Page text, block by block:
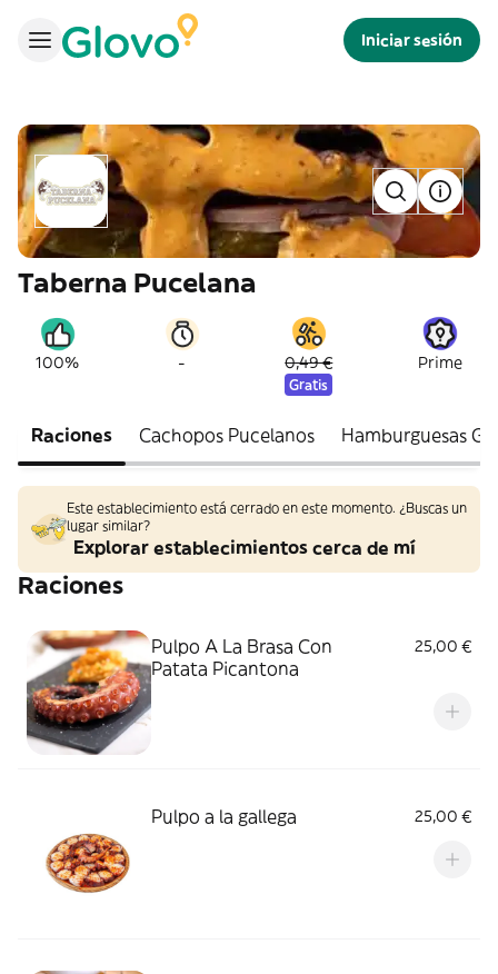
Iniciar sesión
Taberna Pucelana
100% - 0,49 €
Gratis
Prime
Raciones Cachopos Pucelanos Hamburguesas
Este establecimiento está cerrado en este momento. ¿Buscas un
lugar similar?
Explorar establecimientos cerca de mí
Raciones
Pulpo A La Brasa Con
Patata Picantona
25,00 €
Pulpo a la gallega 25,00 €